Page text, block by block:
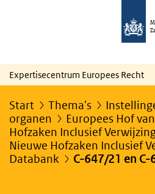
Expertisecentrum Europees Recht
Start Thema's
organen
Europees Hof
Hofzaken Inclusief
Nieuwe Hofzaken Inclusief
Databank
C-647/21 en C-